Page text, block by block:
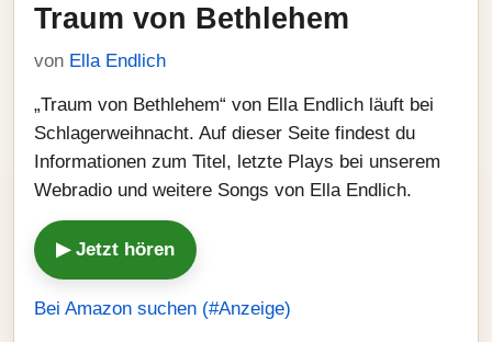
Traum von Bethlehem
von Ella Endlich
„Traum von Bethlehem“ von Ella Endlich läuft bei
Schlagerweihnacht. Auf dieser Seite findest du
Informationen zum Titel, letzte Plays bei unserem
Webradio und weitere Songs von Ella Endlich.
▶ Jetzt hören
Bei Amazon suchen (#Anzeige)